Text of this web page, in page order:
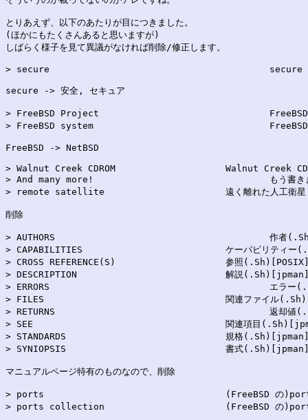
とりあえず、以下のあたりが目につきました。
(ほかにもたくさんあると思いますが)
しばらく様子を見て異議がなければ削除/修正します。
> secure					secure
secure -> 安全, セキュア
> FreeBSD Project				FreeBSD プロジェクト
> FreeBSD system				FreeBSD システム
FreeBSD -> NetBSD
> Walnut Creek CDROM			Walnut Creek CDROM
> And many more!				もう書ききれません!
> remote satellite			遠く離れた人工衛星
削除
> AUTHORS					作者(.Sh)[jpman]
> CAPABILITIES				ケーパビリティー(.Sh)[gettytab.5]
> CROSS REFERENCE(S)			参照(.Sh)[POSIX]
> DESCRIPTION				解説(.Sh)[jpman]
> ERRORS					エラー(.Sh)[POSIX]
> FILES					関連ファイル(.Sh)[jpman]
> RETURNS					返却値(.Sh)[POSIX]
> SEE					関連項目(.Sh)[jpman]
> STANDARDS				規格(.Sh)[jpman]
> SYNIOPSIS				書式(.Sh)[jpman]
マニュアルページ特有のものなので、削除
> ports					(FreeBSD の)ports
> ports collection			(FreeBSD の)ports集